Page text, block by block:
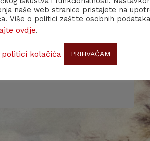
naše web stranice pristajete na
Više o politici zaštite osobnih podataka
ovdje.
politici kolačića PRIHVAĆAM